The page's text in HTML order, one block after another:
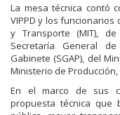
La mesa técnica contó
VIPPD y los
y Transporte (MIT),
Secretaría General
Gabinete (SGAP), del
Ministerio de Producción,
En el marco de sus
propuesta técnica que